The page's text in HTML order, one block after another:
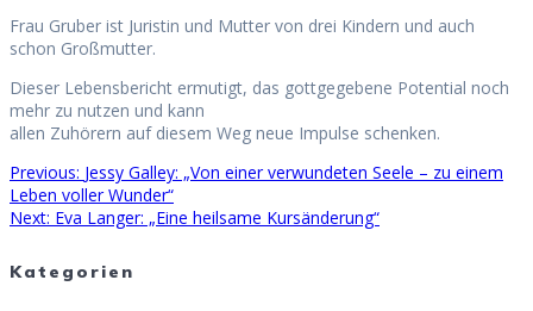
Frau Gruber ist Juristin und Mutter von drei Kindern und auch
schon Großmutter.
Dieser Lebensbericht ermutigt, das gottgegebene Potential noch
mehr zu nutzen und kann
allen Zuhörern auf diesem Weg neue Impulse schenken.
Beitragsnavigation
Previous: Previous
post:
Jessy Galley: „Von einer verwundeten Seele – zu einem
Leben voller Wunder“
Next: Next
Eva Langer: „Eine heilsame Kursänderung“
Kategorien